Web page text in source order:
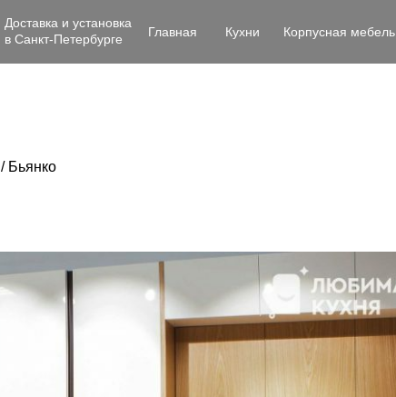
Доставка и установка
в Санкт-Петербурге
Корпусная мебель
Главная
Кухни
/ Бьянко